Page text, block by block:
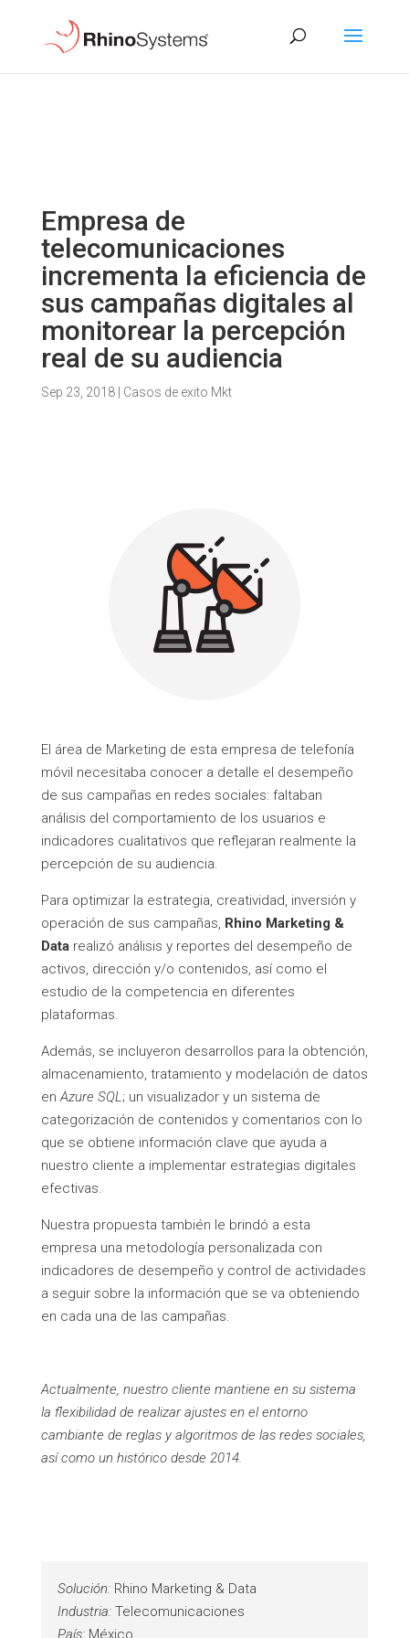
Empresa de
telecomunicaciones
incrementa la eficiencia de
sus campañas digitales al
monitorear la percepción
real de su audiencia
Sep 23, 2018| Casos de exito Mkt
El área de Marketing de esta empresa de telefonía
móvil necesitaba conocer a detalle el desempeño
de sus campañas en redes sociales: faltaban
análisis del comportamiento de los usuarios e
indicadores cualitativos que reflejaran realmente la
percepción de su audiencia.
Para optimizar la estrategia, creatividad, inversión y
operación de sus campañas, Rhino Marketing &
Datarealizó análisis y reportes del desempeño de
activos, dirección y/o contenidos, así como el
estudio de la competencia en diferentes
plataformas.
Además, se incluyeron desarrollos para la obtención,
almacenamiento, tratamiento y modelación de datos
enAzure SQL; un visualizador y un sistema de
categorización de contenidos y comentarios con lo
que se obtiene información clave que ayuda a
nuestro cliente a implementar estrategias digitales
efectivas.
Nuestra propuesta también le brindó a esta
empresa una metodología personalizada con
indicadores de desempeño y control de actividades
a seguir sobre la información que se va obteniendo
en cada una de las campañas.
Actualmente, nuestro cliente mantiene en su sistema
la flexibilidad de realizar ajustes en el entorno
cambiante de reglas y algoritmos de las redes sociales,
así como un histórico desde 2014.
Solución: Rhino Marketing & Data
Industria: Telecomunicaciones
País: México